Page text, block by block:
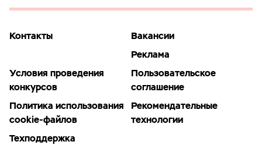
Контакты
Вакансии
Реклама
Условия проведения
конкурсов
Пользовательское
соглашение
Политика использования
cookie-файлов
Рекомендательные
технологии
Техподдержка